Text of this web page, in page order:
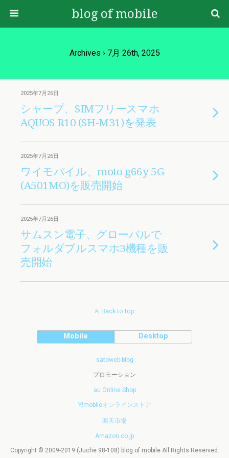
blog of mobile
Archives › 7月 26th, 2025
2025年7月26日
シャープ、SIMフリースマホ
AQUOS R10 (SH-M31)を発表
2025年7月26日
ワイモバイル、moto g66y 5G
(A501MO)を販売開始
2025年7月26日
サムスン電子、グローバルで
フォルダブルスマホ3機種を販
売開始
Back to top
Mobile Desktop
satoweb-blog
プロモーション
au Online Shop
Y!mobileオンラインストア
楽天市場
Amazon.co.jp
Copyright © 2009-2019 (Juche 98-108) blog of mobile All Rights Reserved.